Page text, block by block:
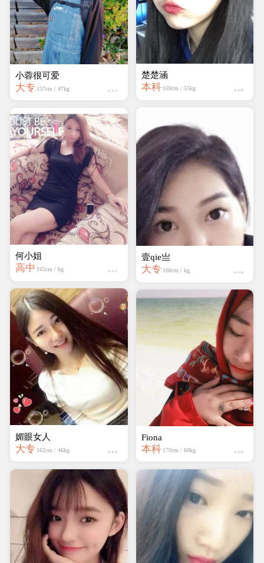
小蓉很可爱
大专 157cm / 47kg
何小姐
高中 165cm / kg
媚眼女人
大专 162cm / 46kg
楚楚涵
本科 169cm / 55kg
壹qie亗
大专 160cm / kg
Fiona
本科 170cm / 60kg